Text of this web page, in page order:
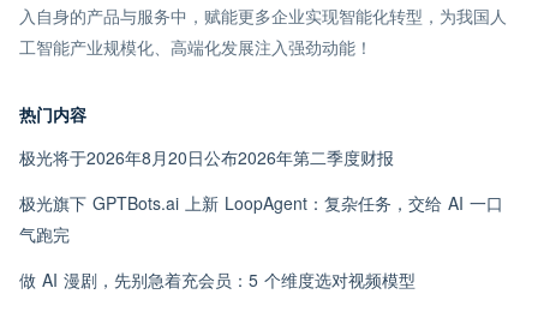
入自身的产品与服务中，赋能更多企业实现智能化转型，为我国人
工智能产业规模化、高端化发展注入强劲动能！
热门内容
极光将于2026年8月20日公布2026年第二季度财报
极光旗下 GPTBots.ai 上新 LoopAgent：复杂任务，交给 AI 一口
气跑完
做 AI 漫剧，先别急着充会员：5 个维度选对视频模型